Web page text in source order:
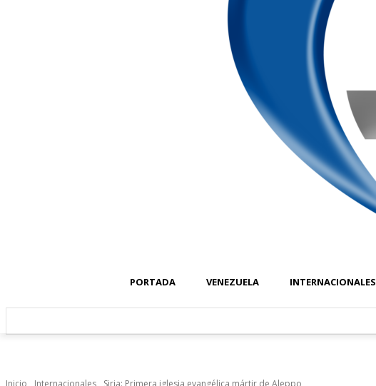
PORTADA VENEZUELA INTERNACIONALES
Inicio Internacionales Siria: Primera iglesia evangélica mártir de Aleppo